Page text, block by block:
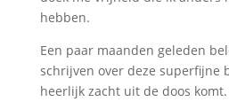
hebben.
Een paar maanden geleden
schrijven over deze superfijne
heerlijk zacht uit de doos